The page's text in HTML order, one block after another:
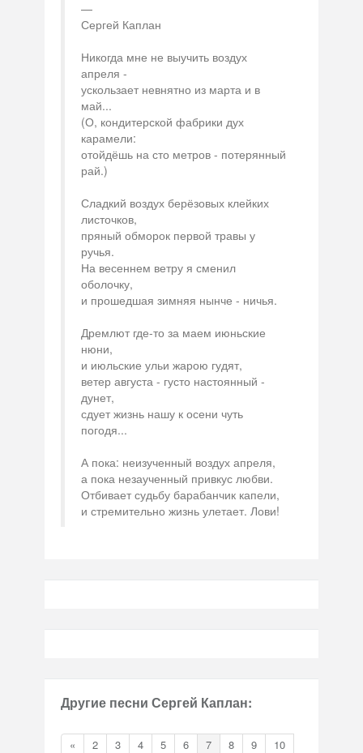
Сергей Каплан
Никогда мне не выучить воздух
апреля -
ускользает невнятно из марта и в
май...
(О, кондитерской фабрики дух
карамели:
отойдёшь на сто метров - потерянный
рай.)
Сладкий воздух берёзовых клейких
листочков,
пряный обморок первой травы у
ручья.
На весеннем ветру я сменил
оболочку,
и прошедшая зимняя нынче - ничья.
Дремлют где-то за маем июньские
нюни,
и июльские ульи жарою гудят,
ветер августа - густо настоянный -
дунет,
сдует жизнь нашу к осени чуть
погодя...
А пока: неизученный воздух апреля,
а пока незаученный привкус любви.
Отбивает судьбу барабанчик капели,
и стремительно жизнь улетает. Лови!
Другие песни Сергей Каплан:
« 2 3 4 5 6 7 8 9
10